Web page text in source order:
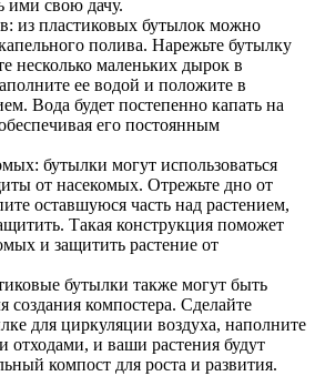
ими свою дачу.
из пластиковых бутылок можно
полива. Нарежьте бутылку
несколько маленьких дырок в
ее водой и положите в
Вода будет постепенно капать на
его постоянным
бутылки могут использоваться
от насекомых. Отрежьте дно от
оставшуюся часть над растением,
Такая конструкция поможет
и защитить растение от
бутылки также могут быть
создания компостера. Сделайте
для циркуляции воздуха, наполните
отходами, и ваши растения будут
компост для роста и развития.